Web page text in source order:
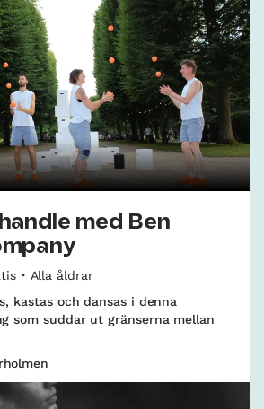
med Ben
Alla åldrar
kastas och dansas i denna
som suddar ut gränserna mellan